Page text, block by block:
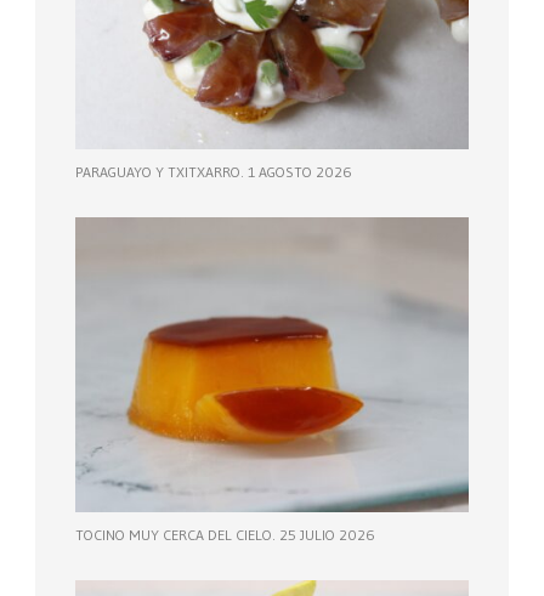
PARAGUAYO Y TXITXARRO. 1 AGOSTO 2026
TOCINO MUY CERCA DEL CIELO. 25 JULIO 2026